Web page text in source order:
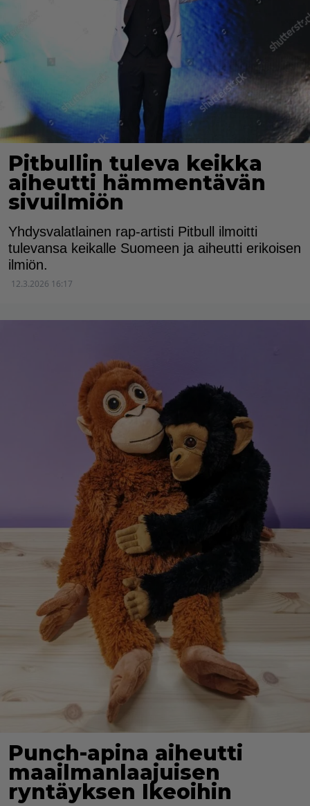
Pitbullin tuleva keikka
aiheutti hämmentävän
sivuilmiön
Yhdysvalatlainen rap-artisti Pitbull ilmoitti
tulevansa keikalle Suomeen ja aiheutti erikoisen
ilmiön.
12.3.2026 16:17
Punch-apina aiheutti
maailmanlaajuisen
ryntäyksen Ikeoihin